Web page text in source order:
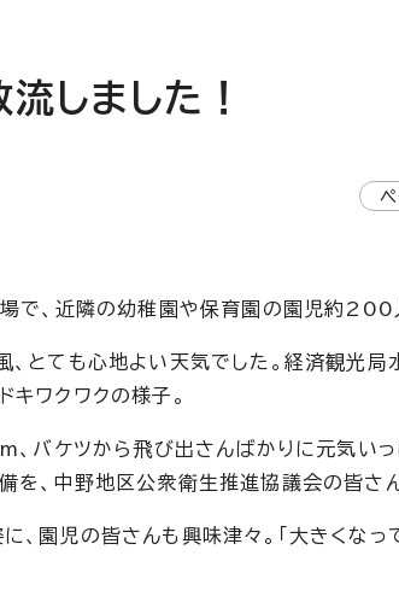
しました！
で、近隣の幼稚園や保育園の園児約
、とても心地よい天気でした。経済観光
キワクワクの様子。
バケツから飛び出さんばかりに元気い
を、中野地区公衆衛生推進協議会の皆さ
、園児の皆さんも興味津々。「大きくな